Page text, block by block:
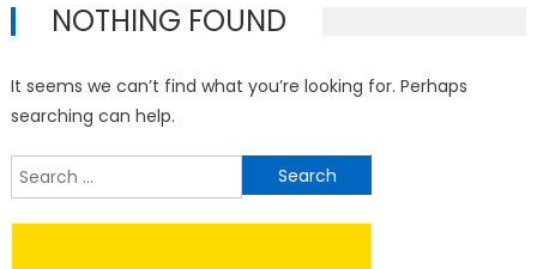
NOTHING FOUND
It seems we can’t find what you’re looking for. Perhaps
searching can help.
for: